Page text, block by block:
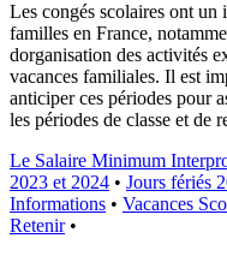
Les congés scolaires ont
familles en France,
dorganisation des activités
vacances familiales. Il est
anticiper ces périodes pour
les périodes de classe et de
Le Salaire Minimum
2023 et 2024 • Jours fériés
Informations • Vacances
Retenir•